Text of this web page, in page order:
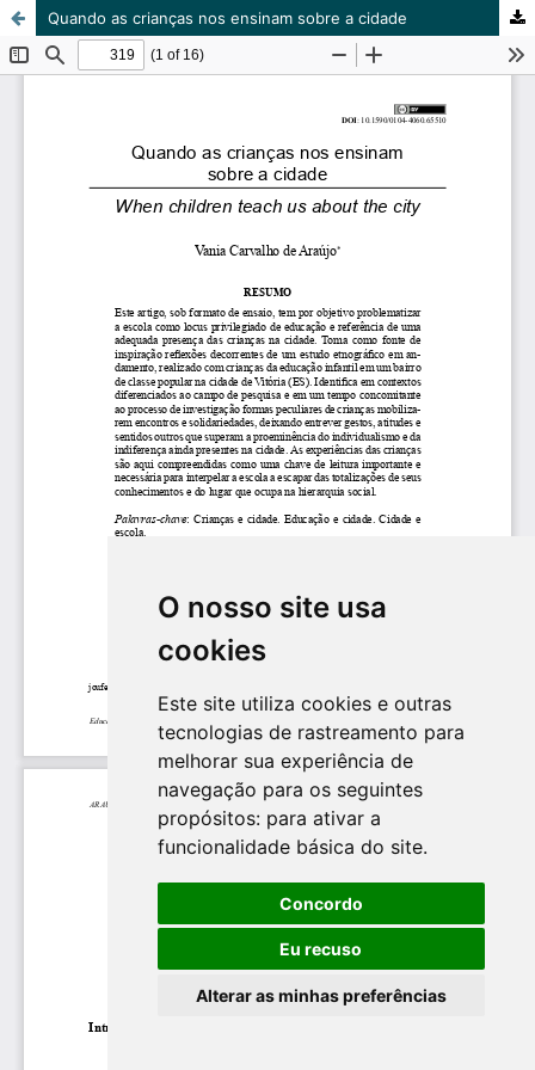
O nosso site usa
cookies
Este site utiliza cookies e outras
tecnologias de rastreamento para
melhorar sua experiência de
navegação para os seguintes
propósitos: para ativar a
funcionalidade básica do site.
Concordo
Eu recuso
Alterar as minhas preferências
Quando as crianças nos ensinam sobre a cidade